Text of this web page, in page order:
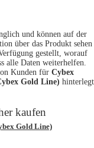
und können auf der
über das Produkt sehen
gestellt, worauf
alle Daten weiterhelfen.
Kunden für Cybex
Gold Line) hinterlegt
kaufen
Gold Line)